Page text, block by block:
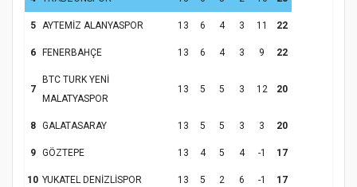
Samsun Atakum’da Yaz Kur’an Kursu
Kapanış Programı
5 AYTEMİZ ALANYASPOR 13 6 4 3 11 22
6 FENERBAHÇE 13 6 4 3 9 22
7
BTC TURK YENİ
MALATYASPOR
13 5 5 3 12 20
8 GALATASARAY 13 5 5 3 3 20
9 GÖZTEPE 13 4 5 4 -1 17
10 YUKATEL DENİZLİSPOR 13 5 2 6 -1 17